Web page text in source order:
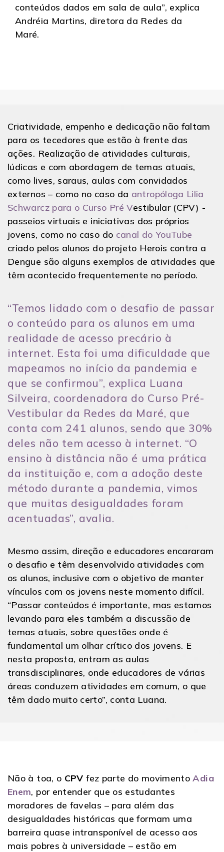
conteúdos dados em sala de aula”, explica
Andréia Martins, diretora da Redes da
Maré.
Criatividade, empenho e dedicação não faltam
para os tecedores que estão à frente das
ações. Realização de atividades culturais,
lúdicas e com abordagem de temas atuais,
como lives, saraus, aulas com convidados
externos – como no caso da antropóloga Lilia
Schwarcz para o Curso Pré Vestibular (CPV) -
passeios virtuais e iniciativas dos próprios
jovens, como no caso do canal do YouTube
criado pelos alunos do projeto Herois contra a
Dengue são alguns exemplos de atividades que
têm acontecido frequentemente no período.
“Temos lidado com o desafio de passar
o conteúdo para os alunos em uma
realidade de acesso precário à
internet. Esta foi uma dificuldade que
mapeamos no início da pandemia e
que se confirmou”, explica Luana
Silveira, coordenadora do Curso Pré-
Vestibular da Redes da Maré, que
conta com 241 alunos, sendo que 30%
deles não tem acesso à internet. “O
ensino à distância não é uma prática
da instituição e, com a adoção deste
método durante a pandemia, vimos
que muitas desigualdades foram
acentuadas”, avalia.
Mesmo assim, direção e educadores encararam
o desafio e têm desenvolvido atividades com
os alunos, inclusive com o objetivo de manter
vínculos com os jovens neste momento difícil.
“Passar conteúdos é importante, mas estamos
levando para eles também a discussão de
temas atuais, sobre questões onde é
fundamental um olhar crítico dos jovens. E
nesta proposta, entram as aulas
transdisciplinares, onde educadores de várias
áreas conduzem atividades em comum, o que
têm dado muito certo”, conta Luana.
Não à toa, o CPV fez parte do movimentoAdia
Enem, por entender que os estudantes
moradores de favelas – para além das
desigualdades históricas que formam uma
barreira quase intransponível de acesso aos
mais pobres à universidade – estão em